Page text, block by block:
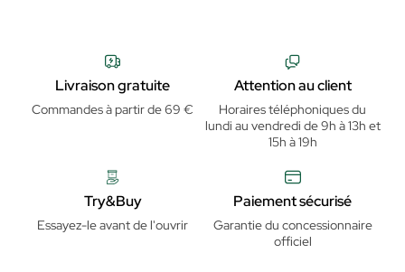
Livraison gratuite
Commandes à partir de 69 €
Attention au client
Horaires téléphoniques du
lundi au vendredi de 9h à 13h et
15h à 19h
Try&Buy
Essayez-le avant de l'ouvrir
Paiement sécurisé
Garantie du concessionnaire
officiel